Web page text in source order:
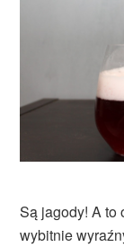
Są jagody! A to
wybitnie